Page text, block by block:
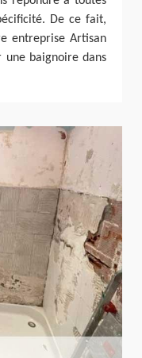
De ce fait,
entreprise Artisan
une baignoire dans